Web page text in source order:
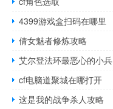
4399游戏盒扫码在哪里
倩女魅者修炼攻略
艾尔登法环最恶心的小兵
cf电脑道聚城在哪打开
这是我的战争杀人攻略